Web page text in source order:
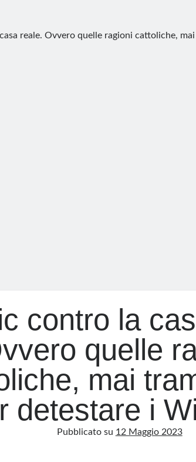
reale. Ovvero quelle ragioni cattoliche,
contro la
quelle
mai
detestare i
Pubblicato su 12 Maggio 2023